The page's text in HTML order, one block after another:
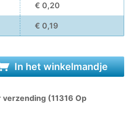
€ 0,20
€ 0,19
In het winkelmandje
(11316 Op